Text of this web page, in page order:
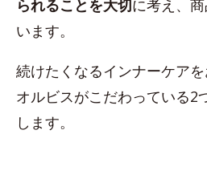
られることを大切に考え、
います。
続けたくなるインナーケアを
オルビスがこだわっている2
します。